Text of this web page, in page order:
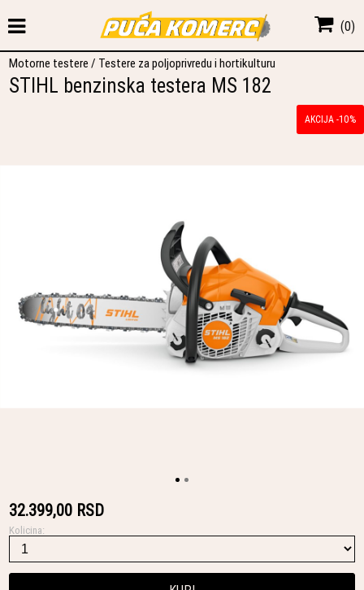
(0)
Motorne testere / Testere za poljoprivredu i hortikulturu
STIHL benzinska testera MS 182
AKCIJA -10%
32.399,00 RSD
Kolicina: